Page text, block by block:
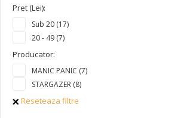
Pret (Lei):
Sub 20 (17)
20 - 49 (7)
Producator:
MANIC PANIC (7)
STARGAZER (8)
Reseteaza filtre